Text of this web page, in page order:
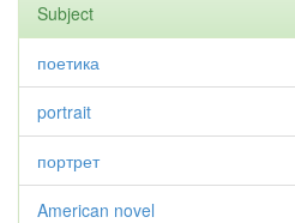
Subject
поетика
portrait
портрет
American novel